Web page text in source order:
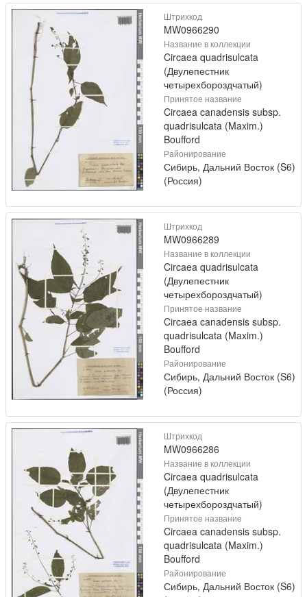
Штрихкод
MW0966290
Название в коллекции
Circaea quadrisulcata
(Двулепестник
четырехбороздчатый)
Принятое название
Circaea canadensis subsp.
quadrisulcata (Maxim.)
Boufford
Районирование
Сибирь, Дальний Восток (S6)
(Россия)
Штрихкод
MW0966289
Название в коллекции
Circaea quadrisulcata
(Двулепестник
четырехбороздчатый)
Принятое название
Circaea canadensis subsp.
quadrisulcata (Maxim.)
Boufford
Районирование
Сибирь, Дальний Восток (S6)
(Россия)
Штрихкод
MW0966286
Название в коллекции
Circaea quadrisulcata
(Двулепестник
четырехбороздчатый)
Принятое название
Circaea canadensis subsp.
quadrisulcata (Maxim.)
Boufford
Районирование
Сибирь, Дальний Восток (S6)